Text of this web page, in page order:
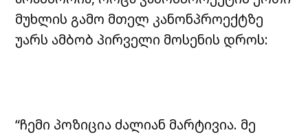
მუხლის გამო მთელ კანონპროექტზე
უარს ამბობ პირველი მოსენის დროს:
“ჩემი პოზიცია ძალიან მარტივია. მე